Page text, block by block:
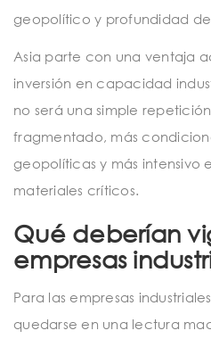
geopolítico y profundidad
Asia parte con una ventaja
inversión en capacidad
no será una simple
fragmentado, más
geopolíticas y más intensivo
materiales críticos.
Qué deberían
empresas
Para las empresas
quedarse en una lectura